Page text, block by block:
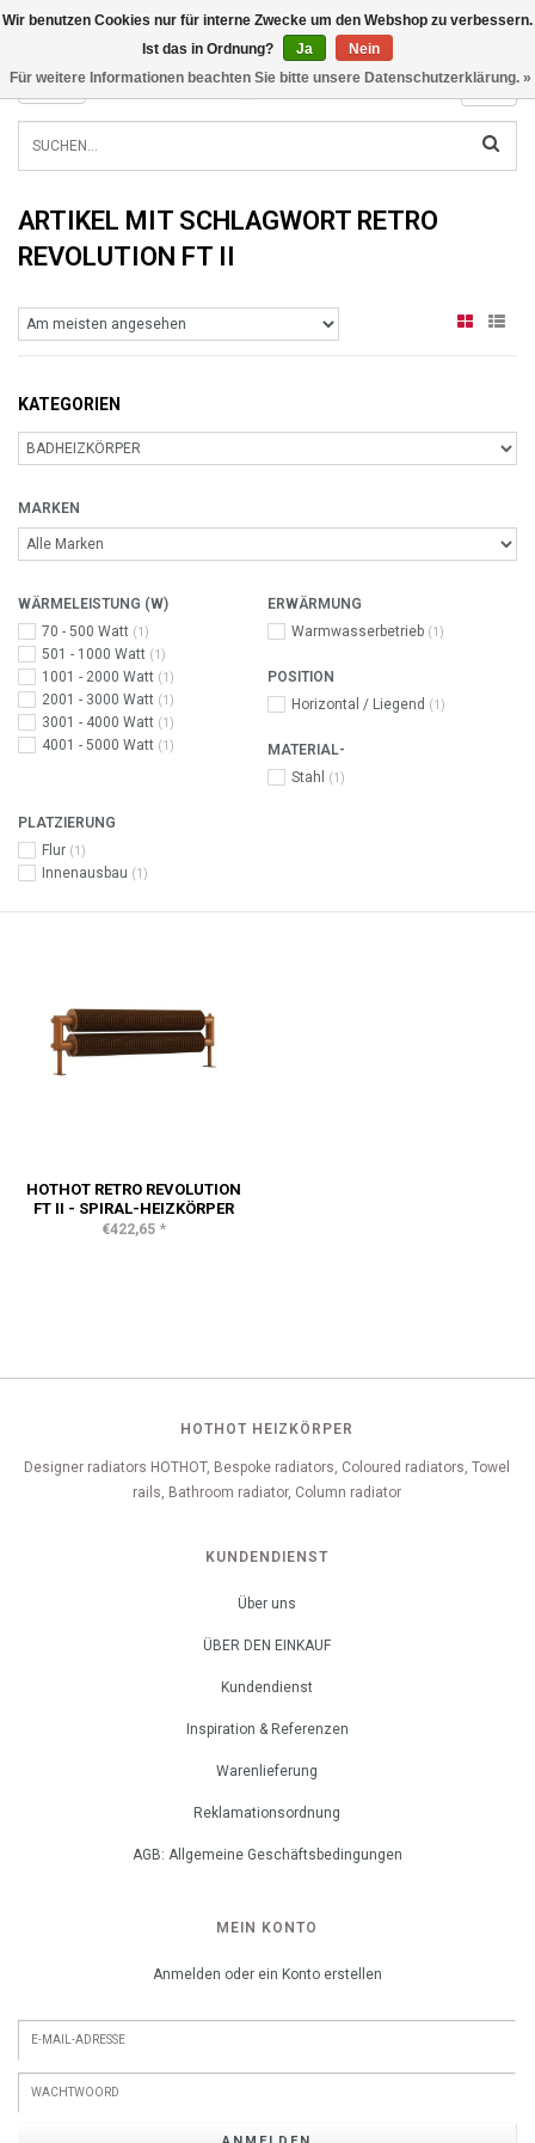
INFO@RADIATORS.SHOP
MENU
ARTIKEL MIT SCHLAGWORT RETRO
REVOLUTION FT II
KATEGORIEN
MARKEN
WÄRMELEISTUNG (W)
70 - 500 Watt (1)
501 - 1000 Watt (1)
1001 - 2000 Watt (1)
2001 - 3000 Watt (1)
3001 - 4000 Watt (1)
4001 - 5000 Watt (1)
ERWÄRMUNG
Warmwasserbetrieb (1)
POSITION
Horizontal / Liegend (1)
MATERIAL-
Stahl
(1)
PLATZIERUNG
Flur (1)
Innenausbau (1)
HOTHOT RETRO REVOLUTION
FT II - SPIRAL-HEIZKÖRPER
€422,65 *
HOTHOT HEIZKÖRPER
Designer radiators HOTHOT, Bespoke radiators, Coloured radiators, Towel
rails, Bathroom radiator, Column radiator
KUNDENDIENST
Über uns
ÜBER DEN EINKAUF
Kundendienst
Inspiration & Referenzen
Warenlieferung
Reklamationsordnung
AGB: Allgemeine Geschäftsbedingungen
MEIN KONTO
Anmelden oder ein Konto erstellen
Wir benutzen Cookies nur für interne Zwecke um den Webshop zu verbessern.
Ist das in Ordnung?
Ja
Nein
Für weitere Informationen beachten Sie bitte unsere Datenschutzerklärung. »